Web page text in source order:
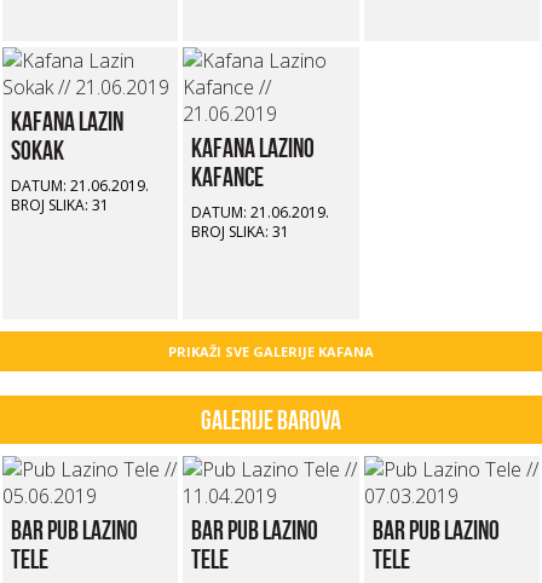
Kafana Lazin
Sokak
DATUM: 21.06.2019.
BROJ SLIKA: 31
Kafana Lazino
Kafance
DATUM: 21.06.2019.
BROJ SLIKA: 31
PRIKAŽI SVE GALERIJE KAFANA
Galerije barova
Bar Pub Lazino
Tele
Bar Pub Lazino
Tele
Bar Pub Lazino
Tele